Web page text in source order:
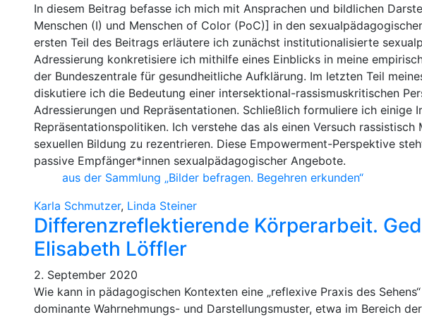
In diesem Beitrag befasse ich mich mit Ansprachen und bildlichen
Menschen (I) und Menschen of Color (PoC)] in den
ersten Teil des Beitrags erläutere ich zunächst institutionalisierte
Adressierung konkretisiere ich mithilfe eines Einblicks in meine
der Bundeszentrale für gesundheitliche Aufklärung. Im letzten Teil
diskutiere ich die Bedeutung einer intersektional-rassismuskritischen
Adressierungen und Repräsentationen. Schließlich formuliere ich
Repräsentationspolitiken. Ich verstehe das als einen Versuch
sexuellen Bildung zu rezentrieren. Diese Empowerment-Perspektive
passive Empfänger*innen sexualpädagogischer Angebote.
aus der Sammlung „Bilder befragen. Begehren erkunden“
Karla Schmutzer, Linda Steiner
Differenzreflektierende Körperarbeit.
Elisabeth Löffler
2. September 2020
Wie kann in pädagogischen Kontexten eine „reflexive Praxis des
dominante Wahrnehmungs- und Darstellungsmuster, etwa im Bereich